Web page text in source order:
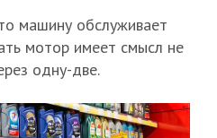
машину обслуживает
мотор имеет смысл не
одну-две.